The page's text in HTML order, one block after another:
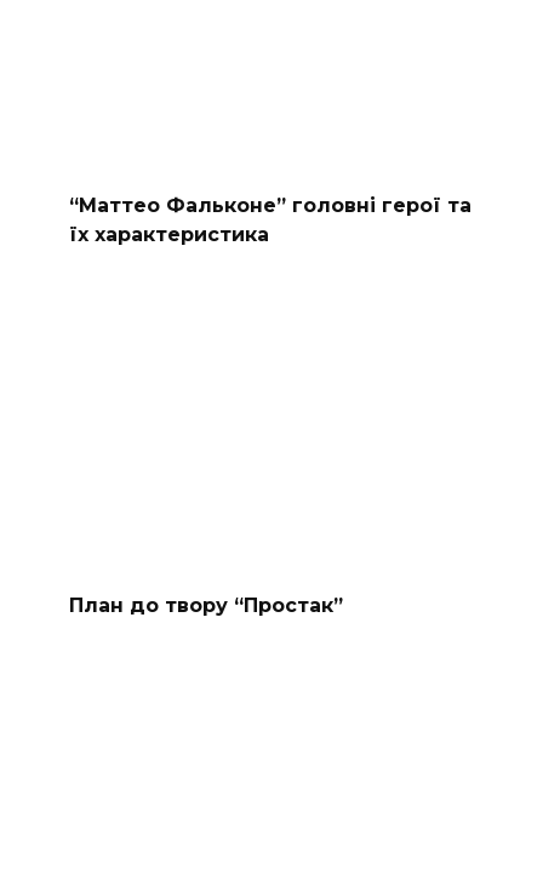
“Маттео Фальконе” головні герої та
їх характеристика
План до твору “Простак”